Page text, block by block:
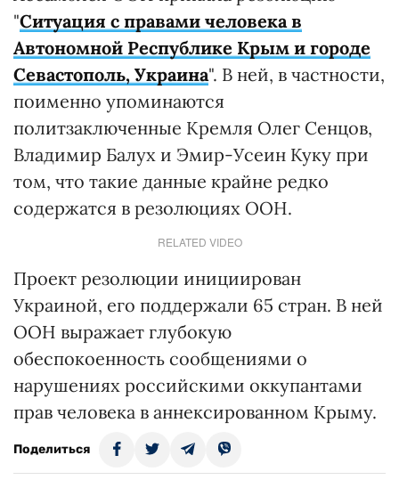
"Ситуация с правами человека в
Автономной Республике Крым и городе
Севастополь, Украина". В ней, в частности,
поименно упоминаются
политзаключенные Кремля Олег Сенцов,
Владимир Балух и Эмир-Усеин Куку при
том, что такие данные крайне редко
содержатся в резолюциях ООН.
RELATED VIDEO
Проект резолюции инициирован
Украиной, его поддержали 65 стран. В ней
ООН выражает глубокую
обеспокоенность сообщениями о
нарушениях российскими оккупантами
прав человека в аннексированном Крыму.
Поделиться